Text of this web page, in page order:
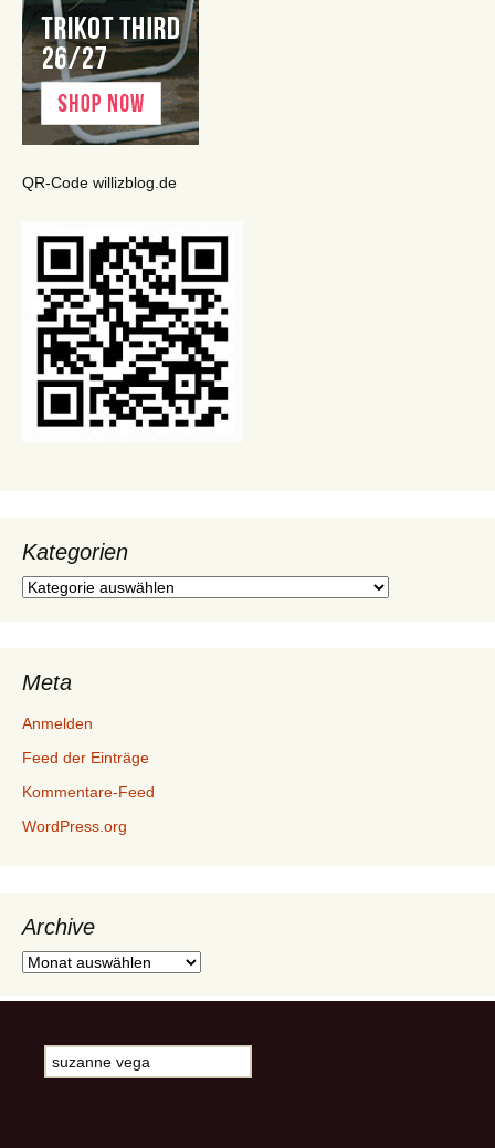
QR-Code willizblog.de
Kategorien
Kategorien
Meta
Anmelden
Feed der Einträge
Kommentare-Feed
WordPress.org
Archive
Archive
nach: